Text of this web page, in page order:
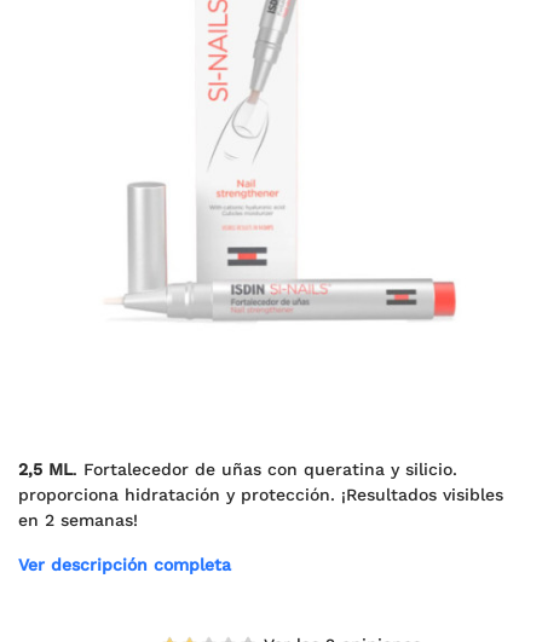
2,5 ML. Fortalecedor de uñas con queratina y silicio.
proporciona hidratación y protección. ¡Resultados visibles
en 2 semanas!
Ver descripción completa